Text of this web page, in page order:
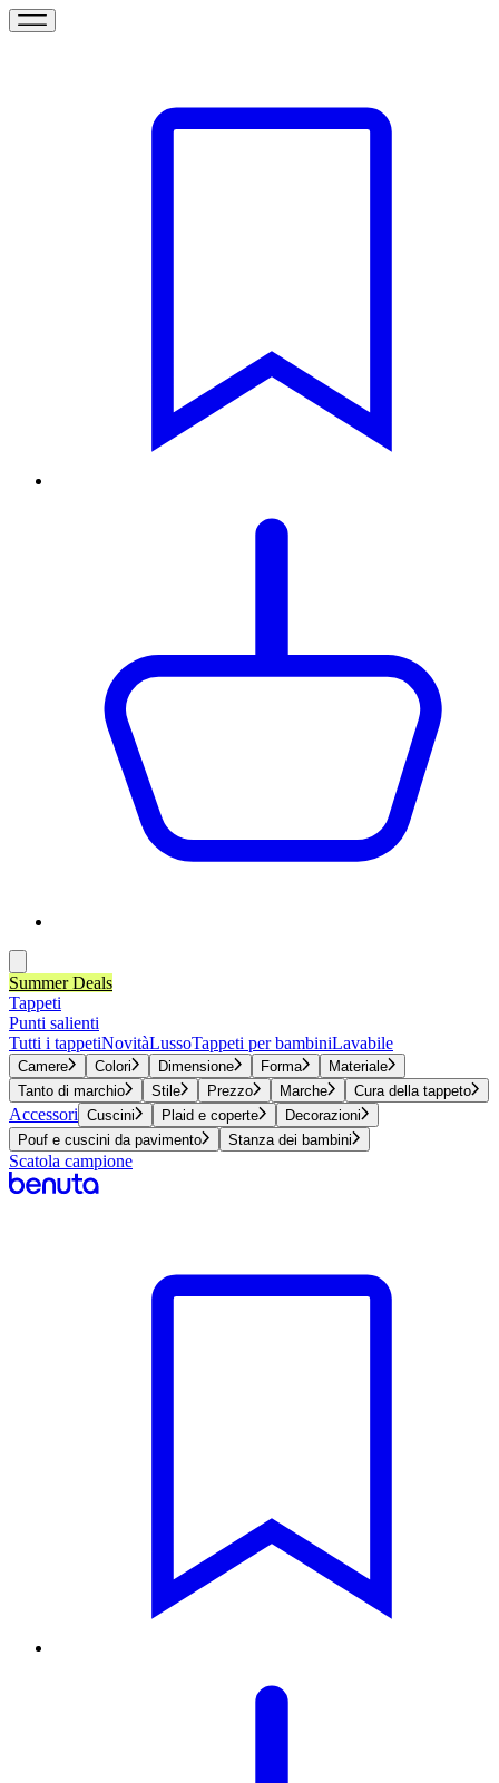
Summer Deals
Tappeti
Punti salienti
Tutti i tappetiNovitàLussoTappeti per bambiniLavabile
Camere Colori Dimensione Forma
Materiale
Tanto di marchio
Stile Prezzo Marche Cura della tappeto
Accessori Cuscini Plaid e coperte
Decorazioni
Pouf e cuscini da pavimento
Stanza dei bambini
Scatola campione